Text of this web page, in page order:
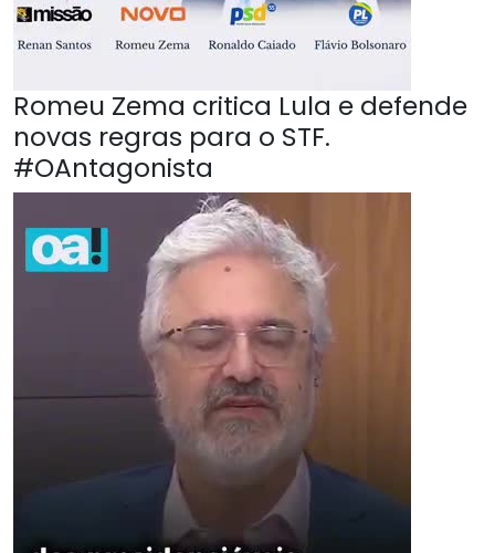
Romeu Zema critica Lula e defende
novas regras para o STF.
#OAntagonista